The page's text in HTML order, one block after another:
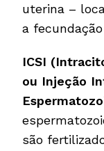
uterina –
a
ICSI
ou Injeção
são